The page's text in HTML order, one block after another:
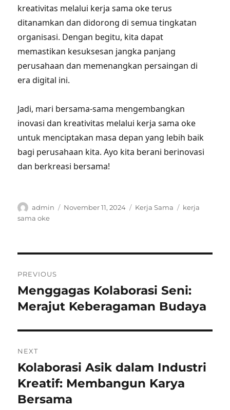
kreativitas melalui kerja sama oke terus
ditanamkan dan didorong di semua tingkatan
organisasi. Dengan begitu, kita dapat
memastikan kesuksesan jangka panjang
perusahaan dan memenangkan persaingan di
era digital ini.
Jadi, mari bersama-sama mengembangkan
inovasi dan kreativitas melalui kerja sama oke
untuk menciptakan masa depan yang lebih baik
bagi perusahaan kita. Ayo kita berani berinovasi
dan berkreasi bersama!
Author
admin
Posted
November 11, 2024 Categories
Kerja Sama Tags
kerja
sama oke
navigation
PREVIOUS
Previous
post:
Menggagas Kolaborasi Seni:
Merajut Keberagaman Budaya
NEXT
Next
post:
Kolaborasi Asik dalam Industri
Kreatif: Membangun Karya
Bersama